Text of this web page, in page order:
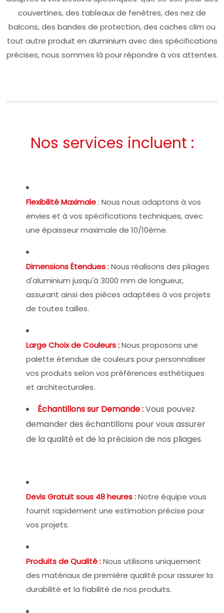
couvertines, des tableaux de fenêtres, des nez de
balcons, des bandes de protection, des caches clim ou
tout autre produit en aluminium avec des spécifications
précises, nous sommes là pour répondre à vos attentes.
Nos services incluent :
Flexibilité Maximale: Nous nous adaptons à vos
envies et à vos spécifications techniques, avec
une épaisseur maximale de 10/10ème.
Dimensions Étendues :Nous réalisons des pliages
d'aluminium jusqu'à 3000 mm de longueur,
assurant ainsi des pièces adaptées à vos projets
de toutes tailles.
Large Choix de Couleurs :Nous proposons une
palette étendue de couleurs pour personnaliser
vos produits selon vos préférences esthétiques
et architecturales.
Échantillons sur Demande :Vous pouvez
demander des échantillons pour vous assurer
de la qualité et de la précision de nos pliages.
Devis Gratuit sous 48 heures :Notre équipe vous
fournit rapidement une estimation précise pour
vos projets.
Produits de Qualité :Nous utilisons uniquement
des matériaux de première qualité pour assurer la
durabilité et la fiabilité de nos produits.